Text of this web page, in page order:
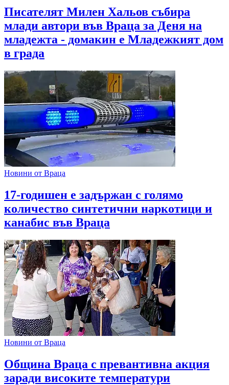
Писателят Милен Хальов събира
млади автори във Враца за Деня на
младежта - домакин е Младежкият дом
в града
Новини от Враца
17-годишен е задържан с голямо
количество синтетични наркотици и
канабис във Враца
Новини от Враца
Община Враца с превантивна акция
заради високите температури